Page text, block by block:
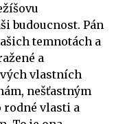
budoucnost. Pán
temnotách a
a
vlastních
nešťastným
rodné vlasti a